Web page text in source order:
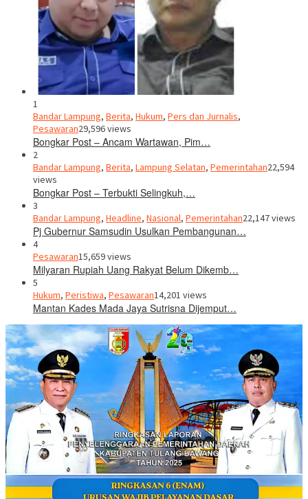
1
Bandar Lampung, Berita, Hukum, Pers dan Jurnalis,
Pesawaran29,596 views
Bongkar Post – Ancam Wartawan, Pim…
2
Bandar Lampung, Berita, Lampung Selatan, Pemerintahan22,594
views
Bongkar Post – Terbukti Selingkuh,…
3
Bandar Lampung, Headline, Nasional, Pemerintahan22,147 views
Pj Gubernur Samsudin Usulkan Pembangunan…
4
Pesawaran15,659 views
Milyaran Rupiah Uang Rakyat Belum Dikemb…
5
Hukum, Peristiwa, Pesawaran14,201 views
Mantan Kades Mada Jaya Sutrisna Dijemput…